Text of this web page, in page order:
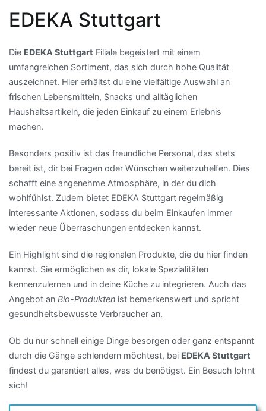
EDEKA Stuttgart
Die EDEKA Stuttgart Filiale begeistert mit einem
umfangreichen Sortiment, das sich durch hohe Qualität
auszeichnet. Hier erhältst du eine vielfältige Auswahl an
frischen Lebensmitteln, Snacks und alltäglichen
Haushaltsartikeln, die jeden Einkauf zu einem Erlebnis
machen.
Besonders positiv ist das freundliche Personal, das stets
bereit ist, dir bei Fragen oder Wünschen weiterzuhelfen. Dies
schafft eine angenehme Atmosphäre, in der du dich
wohlfühlst. Zudem bietet EDEKA Stuttgart regelmäßig
interessante Aktionen, sodass du beim Einkaufen immer
wieder neue Überraschungen entdecken kannst.
Ein Highlight sind die regionalen Produkte, die du hier finden
kannst. Sie ermöglichen es dir, lokale Spezialitäten
kennenzulernen und in deine Küche zu integrieren. Auch das
Angebot an Bio-Produkten ist bemerkenswert und spricht
gesundheitsbewusste Verbraucher an.
Ob du nur schnell einige Dinge besorgen oder ganz entspannt
durch die Gänge schlendern möchtest, bei EDEKA Stuttgart
findest du garantiert alles, was du benötigst. Ein Besuch lohnt
sich!